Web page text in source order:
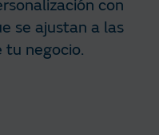
con
se ajustan a las
tu negocio.